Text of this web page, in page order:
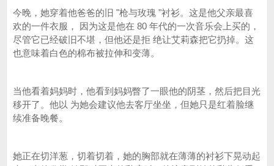
今晚，她穿着他爸爸的旧 "枪与玫瑰 "衬衫。这是他父亲最喜
欢的一件衣服， 因为这是他在 80 年代的一次音乐会上买的，
尽管它已经破旧不堪，但他还是拒 绝让艾莉森把它扔掉。这
也意味着白色的棉布被拉伸和变薄。
当他看着妈妈时，他看到妈妈瞥了一眼他的阴茎，然后把目光
移开了。他以 为她会建议他去客厅坐坐，但她只是红着脸继
续准备晚餐。
她正在切洋葱，切着切着，她的胸部就在薄薄的衬衫下晃动起